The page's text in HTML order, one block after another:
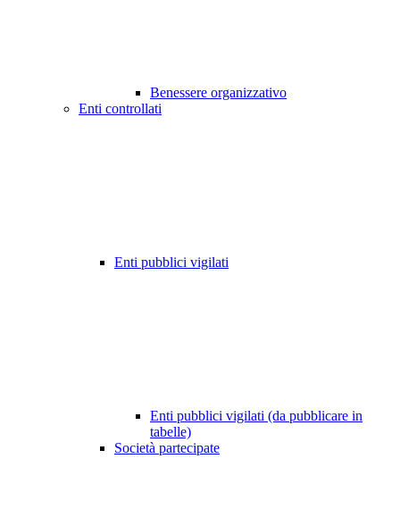
Benessere organizzativo
Enti controllati
Enti pubblici vigilati
Enti pubblici vigilati (da pubblicare in
tabelle)
Società partecipate